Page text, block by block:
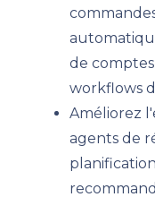
de
workflows
Améliorez
agents de